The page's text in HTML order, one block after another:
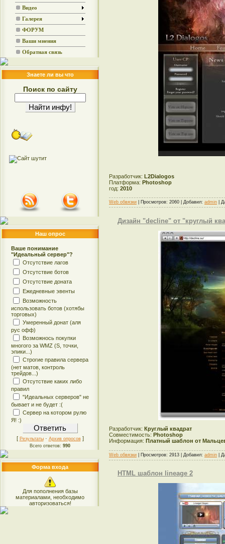
Видео
Галерея
ФОРУМ
Ваши мнения
Обратная связь
Знаете ли вы что
Поиск по сайту
Наш опрос
Ваше понимание
"Идеальный сервер"?
Отсутствие лагов
Отсутствие ботов
Отсутствие доната
Ежедневные эвенты
Возможность
использовать ботов (хотябы
торговых)
Умеренный донат (аля
рус офф)
Возможнось покупки
многого за WMZ (S, точки,
эпики...)
Строгие правила сервера
(нет матов, контроль
трейдов...)
Отсутствие каких либо
правил
"Идеальных серверов" не
бывает и не будет :(
Сервер на котором рулю
Я! :)
[ Результаты· Архив опросов]
Всего ответов: 990
Форма входа
Для пополнения базы
материалами, необходимо
авторизоваться!
Разработчик: L2Dialogos
Платформа: Photoshop
год: 2010
Web обвязки | Просмотров: 2060 | Добавил: admin |
Дизайн "decline" от "круглый
Разработчик: Круглый квадрат
Совместимость: Photoshop
Информация: Платный шаблон от
Web обвязки | Просмотров: 2913 | Добавил: admin |
HTML шаблон lineage 2